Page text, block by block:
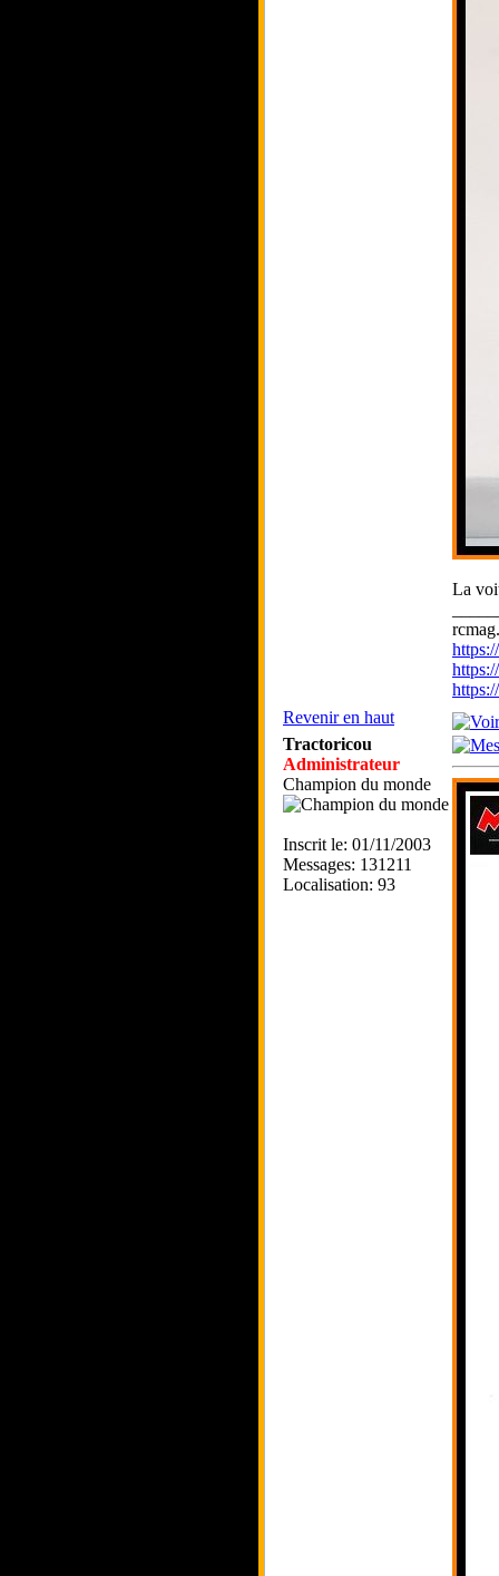
La
Revenir en haut
Tractoricou
Administrateur
Champion du monde
Inscrit le: 01/11/2003
Messages: 131211
Localisation: 93